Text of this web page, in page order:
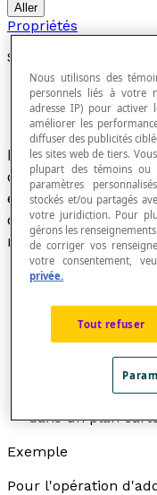
Aller
Propriétés
Symétrique
Dans une
de nombres et *
ensemble de
d'un nombre xle
n
est l'élément
Terme qui
présentés de
Ce terme peut
structures
géométriques ou
dans un plan
Exemple
Pour l'opération
Nous utilisons des
personnels liés à votre
adresse IP) pour activer
améliorer les
diffuser des publicités
les sites web de tiers.
plupart des témoins ou
paramètres
stockés et/ou partagés
votre juridiction. Pour
gérons les
de corriger vos
votre consentement,
privée.
Tout refuser